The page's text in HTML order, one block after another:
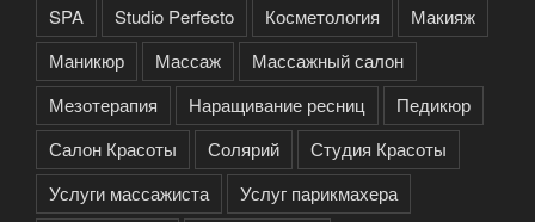
SPA Studio Perfecto Косметология
Макияж
Маникюр
Массаж
Массажный салон
Мезотерапия
Наращивание ресниц
Педикюр
Салон Красоты
Солярий
Студия Красоты
Услуги массажиста
Услуг парикмахера